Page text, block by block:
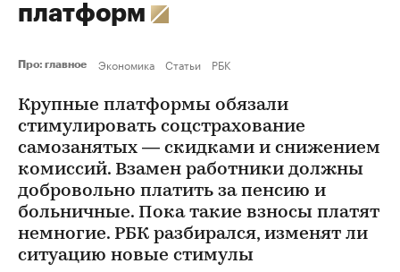
платформ
Про: главное Экономика Статьи РБК
Крупные платформы обязали
стимулировать соцстрахование
самозанятых — скидками и снижением
комиссий. Взамен работники должны
добровольно платить за пенсию и
больничные. Пока такие взносы платят
немногие. РБК разбирался, изменят ли
ситуацию новые стимулы